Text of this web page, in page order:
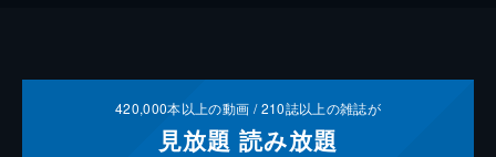
420,000本以上の動画 /210誌以上の雑誌が
見放題 読み放題